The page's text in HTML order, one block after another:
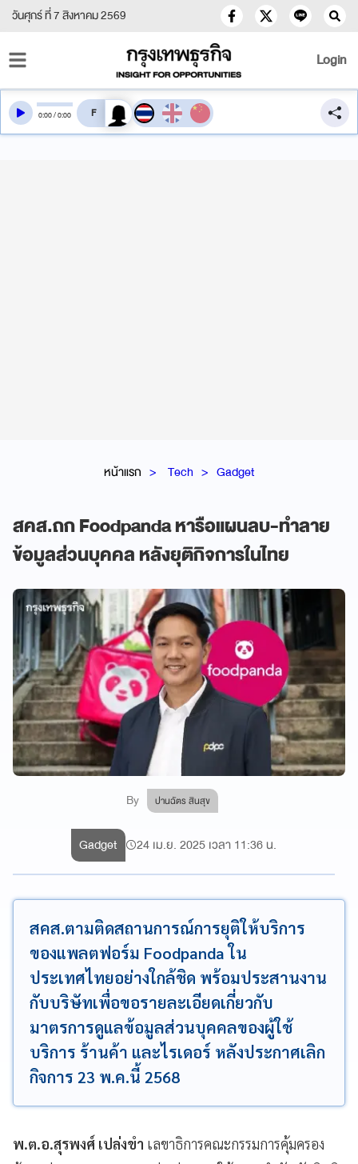
วันศุกร์ ที่ 7 สิงหาคม 2569
Login
หน้าแรก Tech Gadget
สคส.ถก Foodpanda หารือแผนลบ-ทำลาย
ข้อมูลส่วนบุคคล หลังยุติกิจการในไทย
By ปานฉัตร สินสุข
0:00/0:00 สลับเสียงอ่าน
Gadget 24 เม.ย. 2025 เวลา 11:36 น.
สคส.ตามติดสถานการณ์การยุติให้บริการ
ของแพลตฟอร์ม Foodpanda ใน
ประเทศไทยอย่างใกล้ชิด พร้อมประสานงาน
กับบริษัทเพื่อขอรายละเอียดเกี่ยวกับ
มาตรการดูแลข้อมูลส่วนบุคคลของผู้ใช้
บริการ ร้านค้า และไรเดอร์ หลังประกาศเลิก
กิจการ 23 พ.ค.นี้ 2568
พ.ต.อ.สุรพงศ์ เปล่งขำ เลขาธิการคณะกรรมการคุ้มครอง